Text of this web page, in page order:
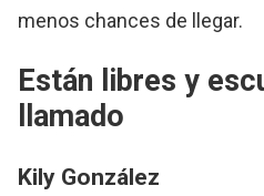
menos chances de llegar.
Están libres y
llamado
Kily González